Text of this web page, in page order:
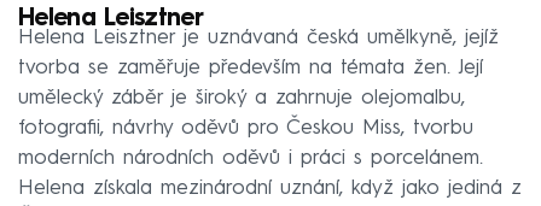
Helena Leisztner
Helena Leisztner je uznávaná česká umělkyně, jejíž
tvorba se zaměřuje především na témata žen. Její
umělecký záběr je široký a zahrnuje olejomalbu,
fotografii, návrhy oděvů pro Českou Miss, tvorbu
moderních národních oděvů i práci s porcelánem.
Helena získala mezinárodní uznání, když jako jediná z